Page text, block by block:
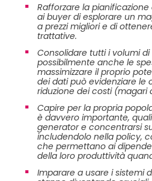
Rafforzare la
ai buyer di esplorare un
a prezzi migliori e di
trattative.
Consolidare tutti i volumi
possibilmente anche le
massimizzare il proprio
dei dati può evidenziare le
riduzione dei costi
Capire per la propria
è davvero importante,
generator e concentrarsi
includendolo nella policy,
che permettano ai
della loro produttività
Imparare a usare i sistemi